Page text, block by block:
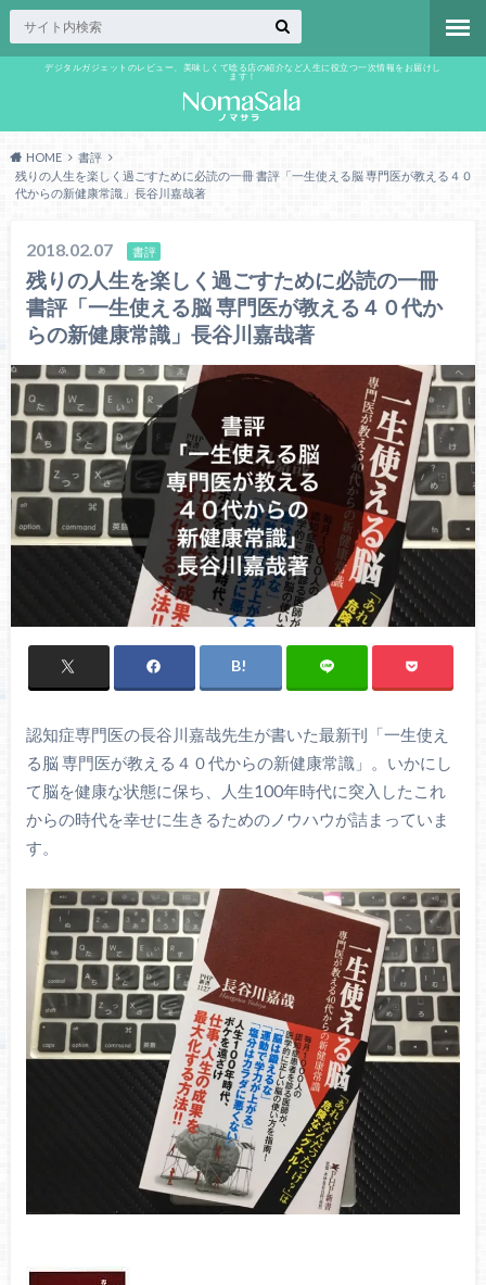
デジタルガジェットのレビュー、美味しくて唸る店の紹介など人生に役立つ一次情報をお届けし
ます！
HOME
書評
残りの人生を楽しく過ごすために必読の一冊 書評「一生使える脳 専門医が教える４０
代からの新健康常識」長谷川嘉哉著
2018.02.07 書評
残りの人生を楽しく過ごすために必読の一冊
書評「一生使える脳 専門医が教える４０代か
らの新健康常識」長谷川嘉哉著
認知症専門医の長谷川嘉哉先生が書いた最新刊「一生使え
る脳 専門医が教える４０代からの新健康常識」。いかにし
て脳を健康な状態に保ち、人生100年時代に突入したこれ
からの時代を幸せに生きるためのノウハウが詰まっていま
す。